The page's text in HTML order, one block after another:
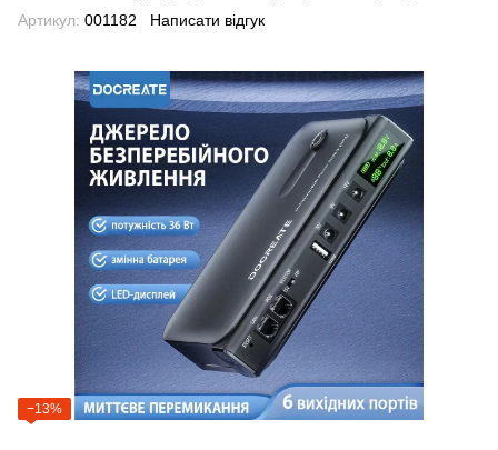
Артикул: 001182 Написати відгук
−13%